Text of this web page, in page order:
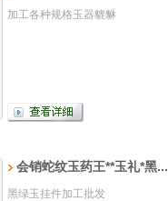
加工各种规格玉器貔貅
会销蛇纹玉药王**玉礼*黑...
黑绿玉挂件加工批发